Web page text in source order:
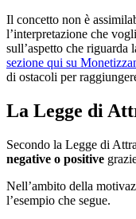
Il concetto non è
l’interpretazione che
sull’aspetto che riguarda
sezione qui su
di ostacoli per
La Legge di
Secondo la Legge di
negative o positive
Nell’ambito della
l’esempio che segue.